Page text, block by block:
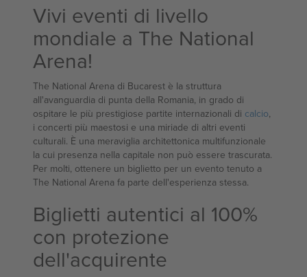
Vivi eventi di livello
mondiale a The National
Arena!
The National Arena di Bucarest è la struttura
all'avanguardia di punta della Romania, in grado di
ospitare le più prestigiose partite internazionali di calcio,
i concerti più maestosi e una miriade di altri eventi
culturali. È una meraviglia architettonica multifunzionale
la cui presenza nella capitale non può essere trascurata.
Per molti, ottenere un biglietto per un evento tenuto a
The National Arena fa parte dell'esperienza stessa.
Biglietti autentici al 100%
con protezione
dell'acquirente